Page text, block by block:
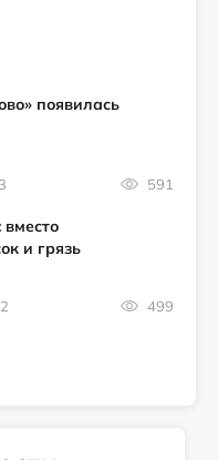
появилась
3 591
и грязь
2 499